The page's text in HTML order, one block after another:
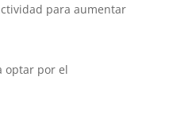
para aumentar
optar por el